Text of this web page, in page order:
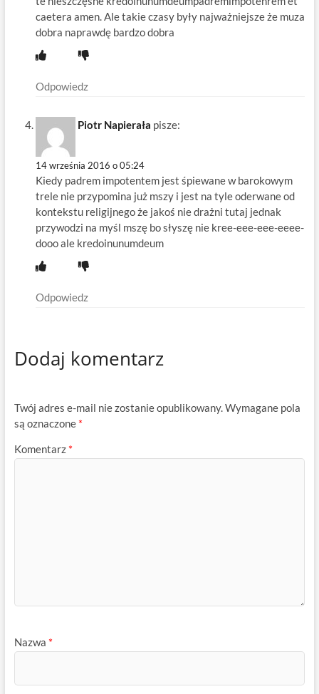
caetera amen. Ale takie czasy były najważniejsze że muza
dobra naprawdę bardzo dobra
Odpowiedz
Piotr Napierała pisze:
14 września 2016 o 05:24
Kiedy padrem impotentem jest śpiewane w barokowym
trele nie przypomina już mszy i jest na tyle oderwane od
kontekstu religijnego że jakoś nie drażni tutaj jednak
przywodzi na myśl mszę bo słyszę nie kree-eee-eee-eeee-
dooo ale kredoinunumdeum
Odpowiedz
Dodaj komentarz
Twój adres e-mail nie zostanie opublikowany.Wymagane pola
są oznaczone *
Komentarz *
Nazwa *